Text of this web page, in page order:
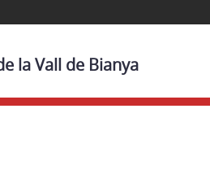
la Vall de Bianya